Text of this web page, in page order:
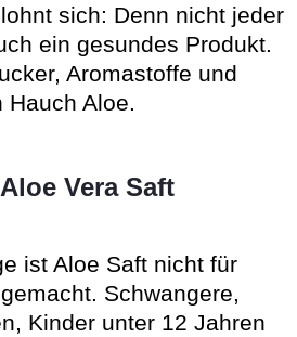
sich: Denn nicht jeder
ein gesundes Produkt.
Aromastoffe und
Hauch Aloe.
Vera Saft
ist Aloe Saft nicht für
Schwangere,
Kinder unter 12 Jahren